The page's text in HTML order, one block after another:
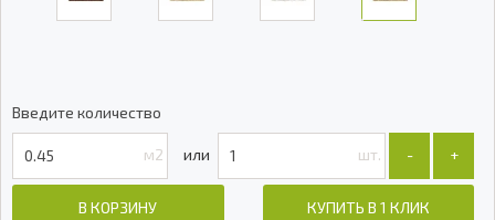
Введите количество
м2 шт. +
-
В КОРЗИНУ КУПИТЬ В 1 КЛИК